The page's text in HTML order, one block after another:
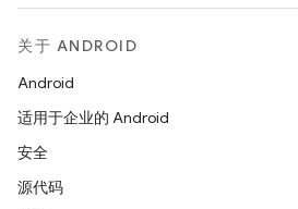
关于 ANDROID
Android
适用于企业的 Android
安全
源代码